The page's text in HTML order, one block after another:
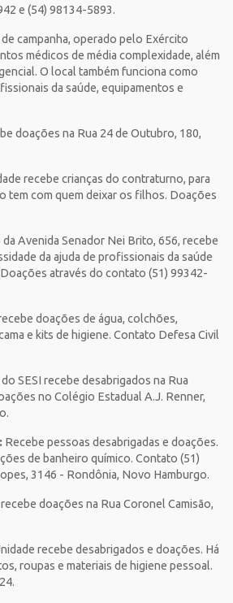
e (54) 98134-5893.
campanha, operado pelo Exército
médicos de média complexidade, além
O local também funciona como
da saúde, equipamentos e
doações na Rua 24 de Outubro, 180,
recebe crianças do contraturno, para
tem com quem deixar os filhos. Doações
da Avenida Senador Nei Brito, 656, recebe
da ajuda de profissionais da saúde
através do contato (51) 99342-
doações de água, colchões,
e kits de higiene. Contato Defesa Civil
SESI recebe desabrigados na Rua
no Colégio Estadual A.J. Renner,
Recebe pessoas desabrigadas e doações.
de banheiro químico. Contato (51)
3146 - Rondônia, Novo Hamburgo.
doações na Rua Coronel Camisão,
recebe desabrigados e doações. Há
roupas e materiais de higiene pessoal.